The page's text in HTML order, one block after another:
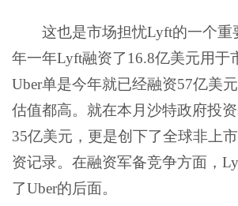
这也是市场担忧Lyft的一个重
年一年Lyft融资了16.8亿美元用于
Uber单是今年就已经融资57亿美
估值都高。就在本月沙特政府投
35亿美元，更是创下了全球非上
资记录。在融资军备竞争方面，
了Uber的后面。